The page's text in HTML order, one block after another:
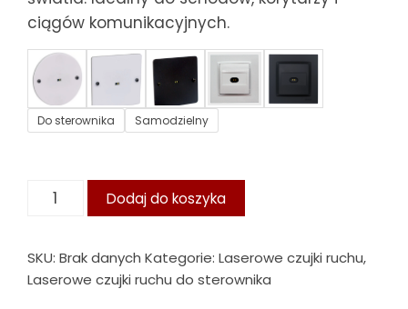
ciągów komunikacyjnych.
Do sterownika Samodzielny
ilość
Precyzyjny
czujnik
–
Dodaj do koszyka
SKU: Brak danych Kategorie: Laserowe czujki ruchu,
Laserowe czujki ruchu do sterownika